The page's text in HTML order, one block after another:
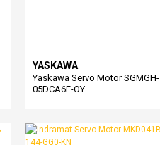
YASKAWA
Yaskawa Servo Motor SGMGH-
05DCA6F-OY